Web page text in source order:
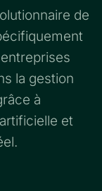
de
la gestion
à
et